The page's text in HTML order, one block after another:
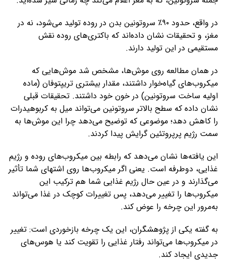
در واقع، حدود ۹۰٪ سروتونین بدن در روده تولید می‌شود، نه در
مغز، و تحقیقات نشان داده‌اند که باکتری‌های روده نقش
مستقیمی در این تولید دارند.
در همان مطالعه روی موش‌ها، مشخص شد موش‌هایی که
میکروب‌های گیاه‌خوار داشتند، مقدار بیشتری تریپتوفان (ماده
اولیه ساخت سروتونین) در خون خود داشتند. تحقیقات قبلی
نشان داده که سطح بالاتر سروتونین می‌تواند میل به کربوهیدرات
را کاهش دهد؛ موضوعی که توضیح می‌دهد چرا این موش‌ها به
سمت رژیم پرپروتئین گرایش پیدا کردند.
این یافته‌ها نشان می‌دهد که رابطه بین میکروب‌های روده و رژیم
غذایی، دوطرفه است. یعنی اگر میکروب‌ها روی اشتهای شما تأثیر
می‌گذارند و در عین حال رژیم غذایی شما هم ترکیب این
میکروب‌ها را تغییر می‌دهد، پس تغییرات کوچک در غذا می‌تواند
به‌مرور این چرخه را عوض کند.
به گفته یکی از پژوهشگران، این یک چرخه بازخوردی است: تغییر
در میکروب‌ها می‌تواند رفتار غذایی را تقویت کند یا هوس‌های
جدیدی ایجاد کند.